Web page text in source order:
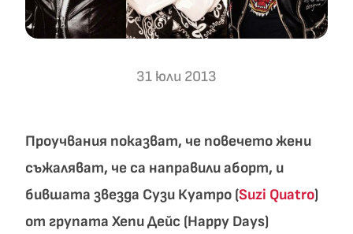
31 юли 2013
Проучвания показват, че повечето жени
съжаляват, че са направили аборт, и
бившата звезда Сузи Куатро (Suzi Quatro)
от групата Хепи Дейс (Happy Days)